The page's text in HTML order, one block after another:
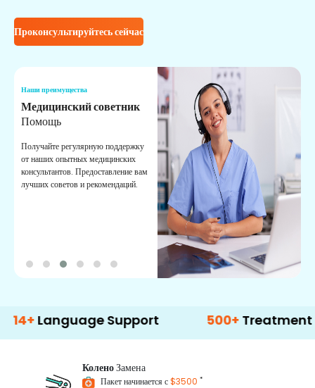
Проконсультируйтесь сейчас
Наши преимущества
Медицинский советник
Помощь
Получайте регулярную поддержку
от наших опытных медицинских
консультантов. Предоставление вам
лучших советов и рекомендаций.
Support 500+ Treatment
КоленоЗамена
Пакет начинается с$3500 *